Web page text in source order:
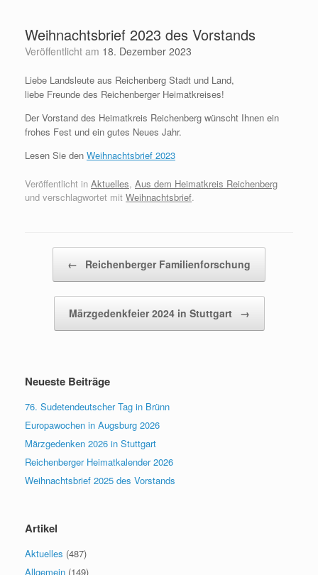
springenWeihnachtsbrief 2023 des Vorstands
Veröffentlicht am 18. Dezember 2023
Liebe Landsleute aus Reichenberg Stadt und Land,
liebe Freunde des Reichenberger Heimatkreises!
Der Vorstand des Heimatkreis Reichenberg wünscht Ihnen ein
frohes Fest und ein gutes Neues Jahr.
Lesen Sie den Weihnachtsbrief 2023
Veröffentlicht in Aktuelles, Aus dem Heimatkreis Reichenberg
und verschlagwortet mit Weihnachtsbrief.
← Reichenberger Familienforschung
Märzgedenkfeier 2024 in Stuttgart →
Neueste Beiträge
76. Sudetendeutscher Tag in Brünn
Europawochen in Augsburg 2026
Märzgedenken 2026 in Stuttgart
Reichenberger Heimatkalender 2026
Weihnachtsbrief 2025 des Vorstands
Artikel
Aktuelles (487)
Allgemein (149)